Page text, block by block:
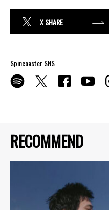
RECOMMEND
X SHARE
Spincoaster SNS